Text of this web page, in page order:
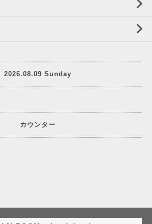
2026.08.09 Sunday
カウンター